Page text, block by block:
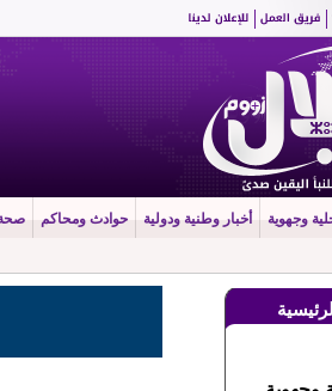
وجهوية أخبار وطنية ودولية حوادث ومحاكم صحة